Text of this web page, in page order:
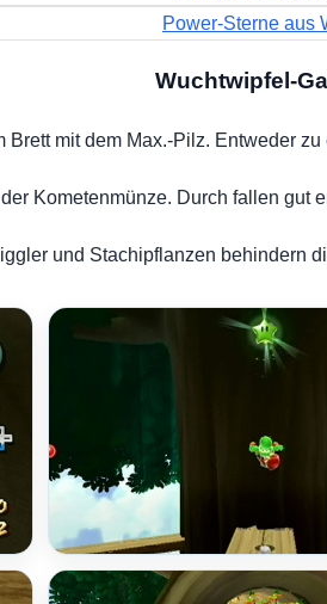
Power-Sterne aus
Wuchtwipfel-
mit dem Max.-Pilz. Entweder
Kometenmünze. Durch fallen gut
und Stachipflanzen behindern